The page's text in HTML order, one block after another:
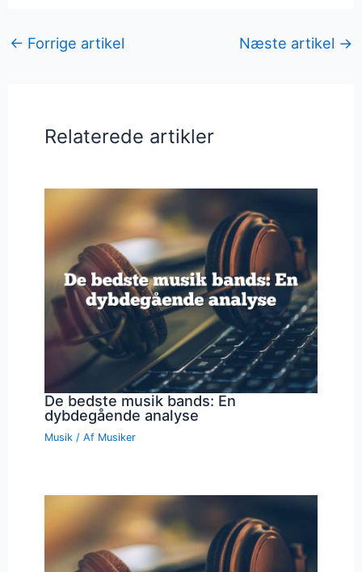
← Forrige artikel Næste artikel →
Relaterede artikler
De bedste musik bands: En
dybdegående analyse
Musik / Af Musiker